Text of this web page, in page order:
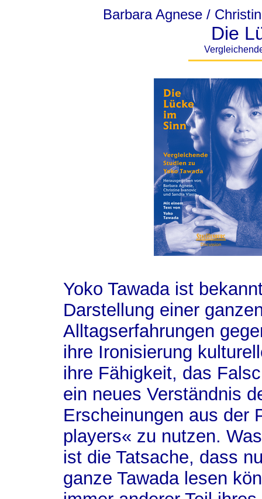
Barbara Agnese /
Die
Yoko Tawada ist
Darstellung einer
Alltagserfahrungen
ihre Ironisierung
ihre Fähigkeit, das
ein neues Verständnis
Erscheinungen aus der
players« zu nutzen.
ist die Tatsache, dass
ganze Tawada lesen